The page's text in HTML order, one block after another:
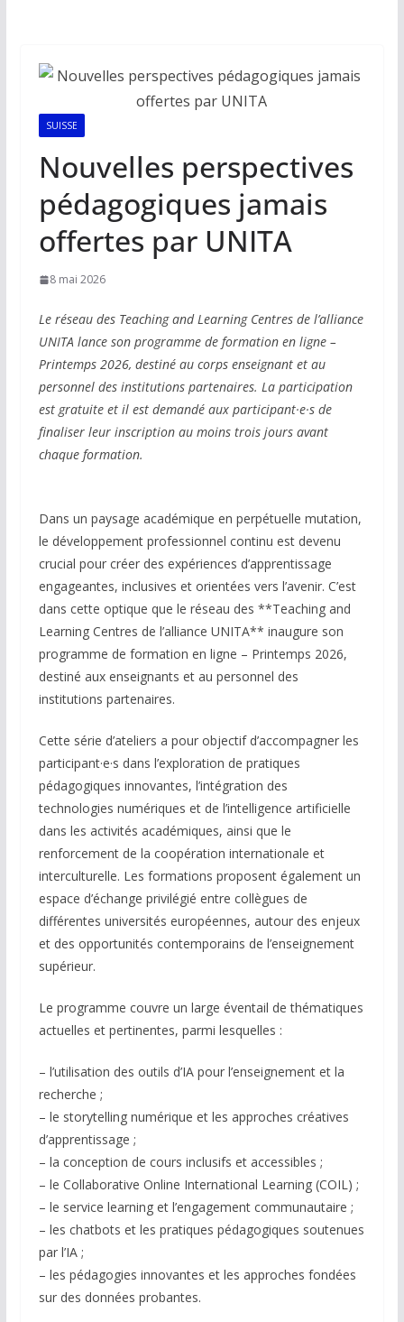
SUISSE
Nouvelles perspectives
pédagogiques jamais
offertes par UNITA
8 mai 2026
Le réseau des Teaching and Learning Centres de l’alliance
UNITA lance son programme de formation en ligne –
Printemps 2026, destiné au corps enseignant et au
personnel des institutions partenaires. La participation
est gratuite et il est demandé aux participant·e·s de
finaliser leur inscription au moins trois jours avant
chaque formation.
Dans un paysage académique en perpétuelle mutation,
le développement professionnel continu est devenu
crucial pour créer des expériences d’apprentissage
engageantes, inclusives et orientées vers l’avenir. C’est
dans cette optique que le réseau des **Teaching and
Learning Centres de l’alliance UNITA** inaugure son
programme de formation en ligne – Printemps 2026,
destiné aux enseignants et au personnel des
institutions partenaires.
Cette série d’ateliers a pour objectif d’accompagner les
participant·e·s dans l’exploration de pratiques
pédagogiques innovantes, l’intégration des
technologies numériques et de l’intelligence artificielle
dans les activités académiques, ainsi que le
renforcement de la coopération internationale et
interculturelle. Les formations proposent également un
espace d’échange privilégié entre collègues de
différentes universités européennes, autour des enjeux
et des opportunités contemporains de l’enseignement
supérieur.
Le programme couvre un large éventail de thématiques
actuelles et pertinentes, parmi lesquelles :
– l’utilisation des outils d’IA pour l’enseignement et la
recherche ;
– le storytelling numérique et les approches créatives
d’apprentissage ;
– la conception de cours inclusifs et accessibles ;
– le Collaborative Online International Learning (COIL) ;
– le service learning et l’engagement communautaire ;
– les chatbots et les pratiques pédagogiques soutenues
par l’IA ;
– les pédagogies innovantes et les approches fondées
sur des données probantes.